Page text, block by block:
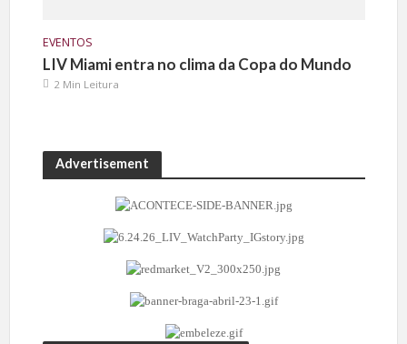
EVENTOS
LIV Miami entra no clima da Copa do Mundo
2 Min Leitura
Advertisement